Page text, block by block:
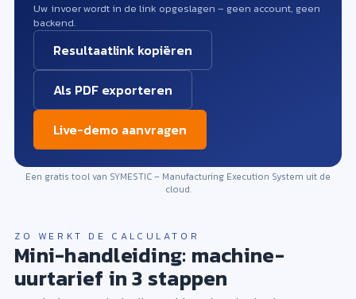
Uw invoer wordt in de link opgeslagen – geen account, geen
backend.
Resultaatlink kopiëren
Als PDF exporteren
Live-demo aanvragen
Een gratis tool van SYMESTIC – Manufacturing Execution System uit de
cloud.
ZO WERKT DE CALCULATOR
Mini-handleiding: machine-
uurtarief in 3 stappen